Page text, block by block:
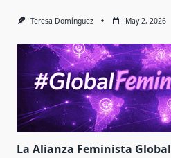
Teresa Domínguez May 2, 2026
La Alianza Feminista Global